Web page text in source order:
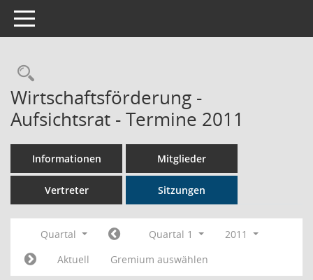
Toggle navigation
Rechercheauswahl
Wirtschaftsförderung -
Aufsichtsrat - Termine 2011
Informationen Mitglieder
Vertreter Sitzungen
Quartal Quartal 1
2011
Aktuell
Gremium auswählen